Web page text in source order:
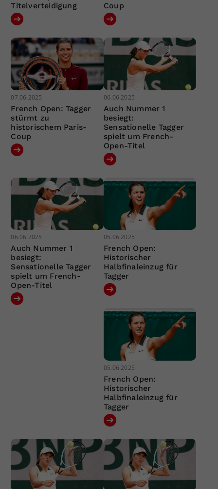
Titelverteidigung
Coup
07.06.2025
French Open: Tagger
stürmt zu
historischem Paris-
Coup
06.06.2025
Auch Nummer 1
besiegt:
Sensationelle Tagger
spielt um French-
Open-Titel
06.06.2025
Auch Nummer 1
besiegt:
Sensationelle Tagger
spielt um French-
Open-Titel
05.06.2025
French Open:
Historischer
Halbfinaleinzug für
Tagger
05.06.2025
French Open:
Historischer
Halbfinaleinzug für
Tagger